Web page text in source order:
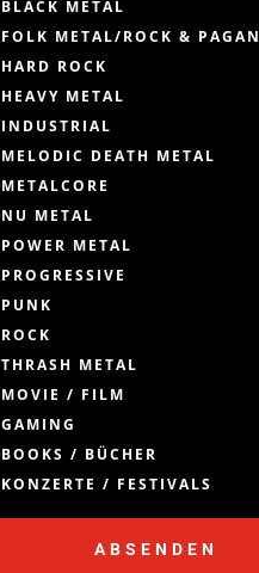
BLACK METAL
FOLK METAL/ROCK & PAGAN
HARD ROCK
HEAVY METAL
INDUSTRIAL
MELODIC DEATH METAL
METALCORE
NU METAL
POWER METAL
PROGRESSIVE
PUNK
ROCK
THRASH METAL
MOVIE / FILM
GAMING
BOOKS / BÜCHER
KONZERTE / FESTIVALS
ABSENDEN